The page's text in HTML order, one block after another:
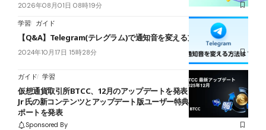
2026年08月01日 08時19分
学習 ガイド
【Q&A】Telegram(テレグラム)で通知音を変える方法は？
2024年10月17日 15時28分
ガイド 学習
仮想通貨取引所BTCC、12月のアップデートを発表：Jaren Jackson
Jr 氏の新コンテンツとアップデート版ユーザー特典、2025年実績レ
ポートを発表
Sponsored By